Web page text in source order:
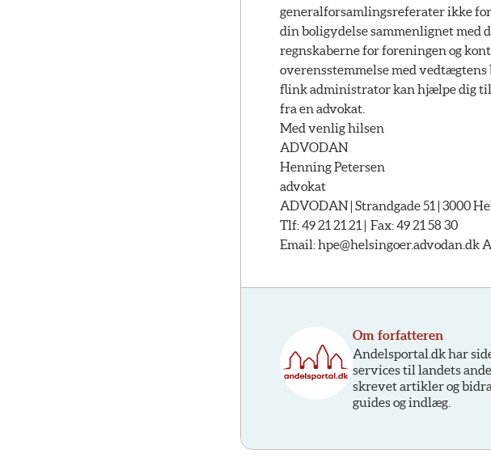
generalforsamlingsreferater ikke
din boligydelse sammenlignet med
regnskaberne for foreningen og
overensstemmelse med
flink administrator kan hjælpe dig til
fra en advokat.
Med venlig hilsen
ADVODAN
Henning Petersen
advokat
ADVODAN | Strandgade 51 | 3000
Tlf: 49 21 21 21 | Fax: 49 21 58 30
Email:
Om forfatteren
Andelsportal.dk har
services til landets
skrevet artikler og
guides og indlæg.